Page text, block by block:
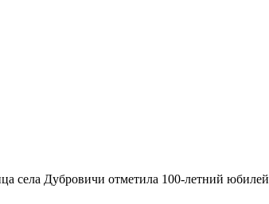
села Дубровичи отметила 100-летний юбилей